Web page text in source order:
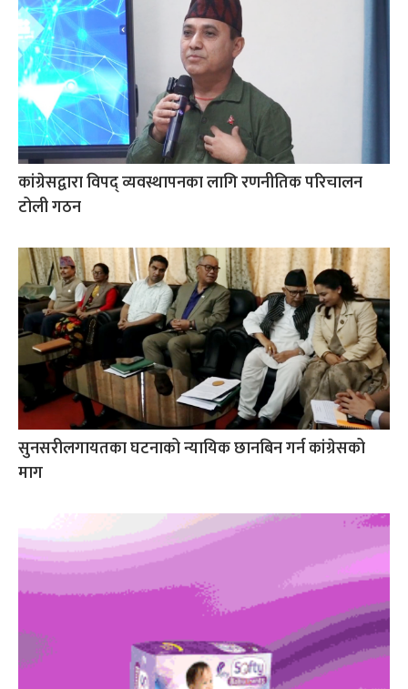
कांग्रेसद्वारा विपद् व्यवस्थापनका लागि रणनीतिक परिचालन
टोली गठन
सुनसरीलगायतका घटनाको न्यायिक छानबिन गर्न कांग्रेसको
माग